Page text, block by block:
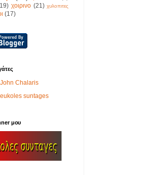
χοιρινο (21) χυλοπιτες
(17)
John Chalaris
eukoles suntages
μου